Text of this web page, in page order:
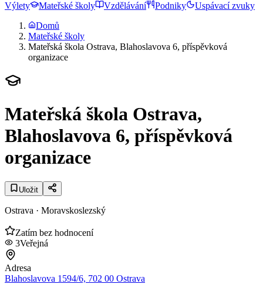
Výlety
Mateřské školy Vzdělávání Podniky
Uspávací zvuky
Domů
Mateřské školy
Mateřská škola Ostrava, Blahoslavova 6, příspěvková
organizace
Mateřská škola Ostrava,
Blahoslavova 6, příspěvková
organizace
Uložit
Ostrava · Moravskoslezský
Zatím bez hodnocení
3Veřejná
Adresa
Blahoslavova 1594/6, 702 00 Ostrava